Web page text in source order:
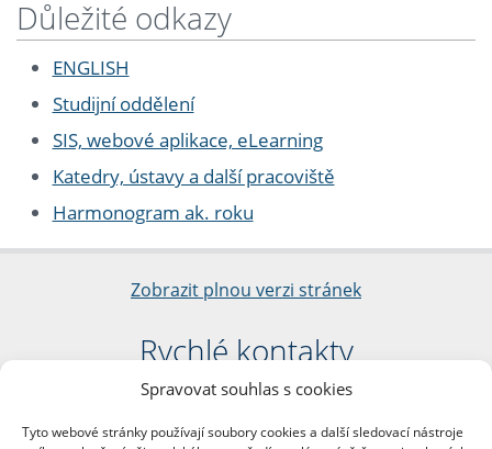
Spravovat souhlas s cookies
Tyto webové stránky používají soubory cookies a další sledovací nástroje
Důležité odkazy
ENGLISH
Studijní oddělení
SIS, webové aplikace, eLearning
Katedry, ústavy a další pracoviště
Harmonogram ak. roku
Zobrazit plnou verzi stránek
Rychlé kontakty
Filozofická fakulta
nám. Jana Palacha 1/2